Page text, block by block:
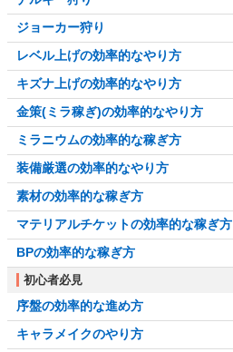
ジョーカー狩り
レベル上げの効率的なやり方
キズナ上げの効率的なやり方
金策(ミラ稼ぎ)の効率的なやり方
ミラニウムの効率的な稼ぎ方
装備厳選の効率的なやり方
素材の効率的な稼ぎ方
マテリアルチケットの効率的な稼ぎ方
BPの効率的な稼ぎ方
初心者必見
序盤の効率的な進め方
キャラメイクのやり方